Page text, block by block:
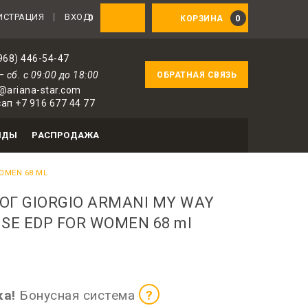
пользователям — 1 бонус за 100 ₽ от
КОРЗИНА 0
0
ВХОД
446-54-47
сб. с 09:00 до 18:00
star.com
+7 916 677 44 77
ОБРАТНАЯ СВЯЗЬ
РАСПРОДАЖА
68 ML
GIORGIO ARMANI MY WAY
EDP FOR WOMEN 68 ml
Бонусная система ?
пользователей